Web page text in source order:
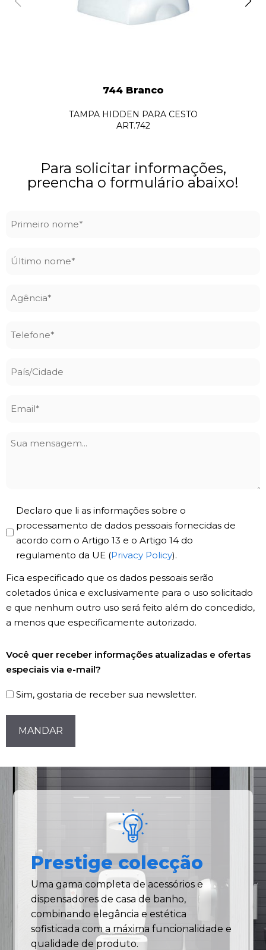
744 Branco
TAMPA HIDDEN PARA CESTO
ART.742
Para solicitar informações,
preencha o formulário abaixo!
Último
Sua
Privacy
Policy
Declaro que li as informações sobre o
processamento de dados pessoais fornecidas de
acordo com o Artigo 13 e o Artigo 14 do
regulamento da UE (Privacy Policy).
Fica especificado que os dados pessoais serão
coletados única e exclusivamente para o uso solicitado
e que nenhum outro uso será feito além do concedido,
a menos que especificamente autorizado.
de
Newsletter
Você quer receber informações atualizadas e ofertas
especiais via e-mail?
Sim, gostaria de receber sua newsletter.
CAPTCHA
Prestige colecção
Uma gama completa de acessórios e
dispensadores de casa de banho,
combinando elegância e estética
sofisticada com a máxima funcionalidade e
qualidade de produto.